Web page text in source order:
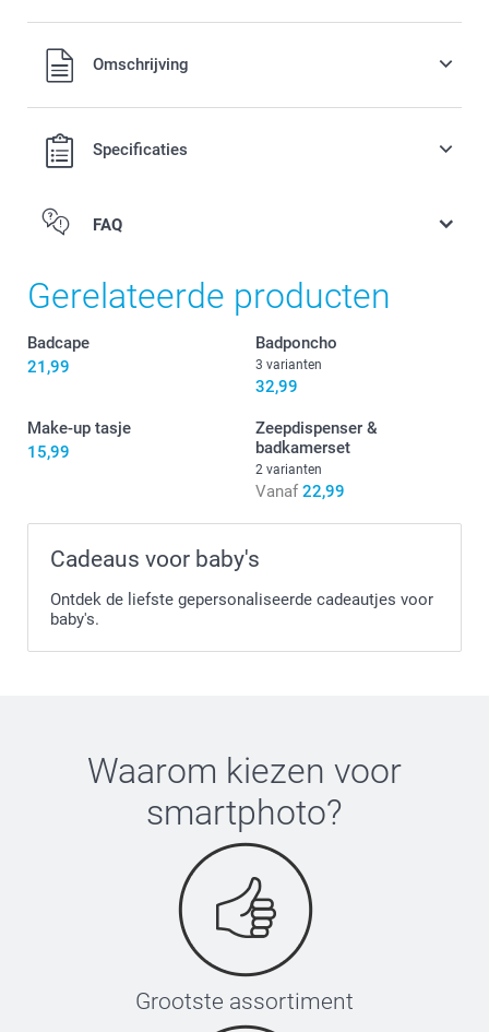
Alle prijzen zijn in EURO (€) inclusief BTW en exclusief
verzendkosten.Omschrijving
Specificaties
FAQ
Gerelateerde producten
Badcape
21,99
Badponcho
3 varianten
32,99
Make-up tasje
15,99
Zeepdispenser &
badkamerset
2 varianten
Vanaf 22,99
Cadeaus voor baby's
Ontdek de liefste gepersonaliseerde cadeautjes voor
baby's.
Waarom kiezen voor
smartphoto?
Grootste assortiment